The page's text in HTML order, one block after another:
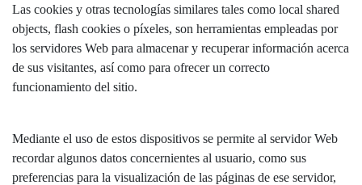
Las cookies y otras tecnologías similares tales como local shared
objects, flash cookies o píxeles, son herramientas empleadas por
los servidores Web para almacenar y recuperar información acerca
de sus visitantes, así como para ofrecer un correcto
funcionamiento del sitio.
Mediante el uso de estos dispositivos se permite al servidor Web
recordar algunos datos concernientes al usuario, como sus
preferencias para la visualización de las páginas de ese servidor,